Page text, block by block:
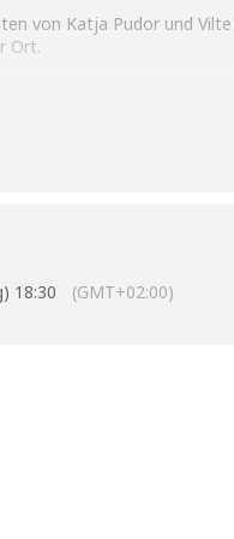
von Katja Pudor und
Ort.
noch bis zum
18:30 (GMT+02:00)